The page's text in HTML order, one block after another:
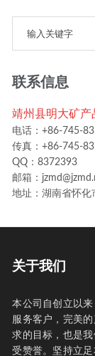
联系信息
靖州县明大矿产
电话：+86-745-
传真：+86-745-
QQ：8372393
邮箱：
地址：湖南省怀化
关于我们
本公司自创立以
服务客户，完美
求的目标，也是
受赞誉。坚持立